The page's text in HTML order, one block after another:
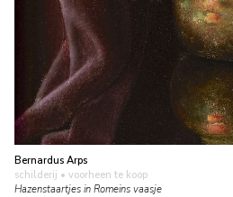
Bernardus Arps
schilderij • voorheen te koop
Hazenstaartjes in Romeins vaasje